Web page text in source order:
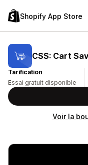
Shopify App Store
CSS: Cart
Tarification
Essai gratuit disponible
Voir la